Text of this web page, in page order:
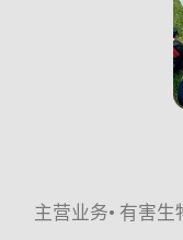
主营业务• 有害生